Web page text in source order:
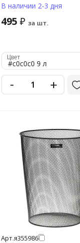
В наличии 2-3 дня
495 ₽ за шт.
Цвет
#c0c0c0 9 л
- +
Арт.я355986